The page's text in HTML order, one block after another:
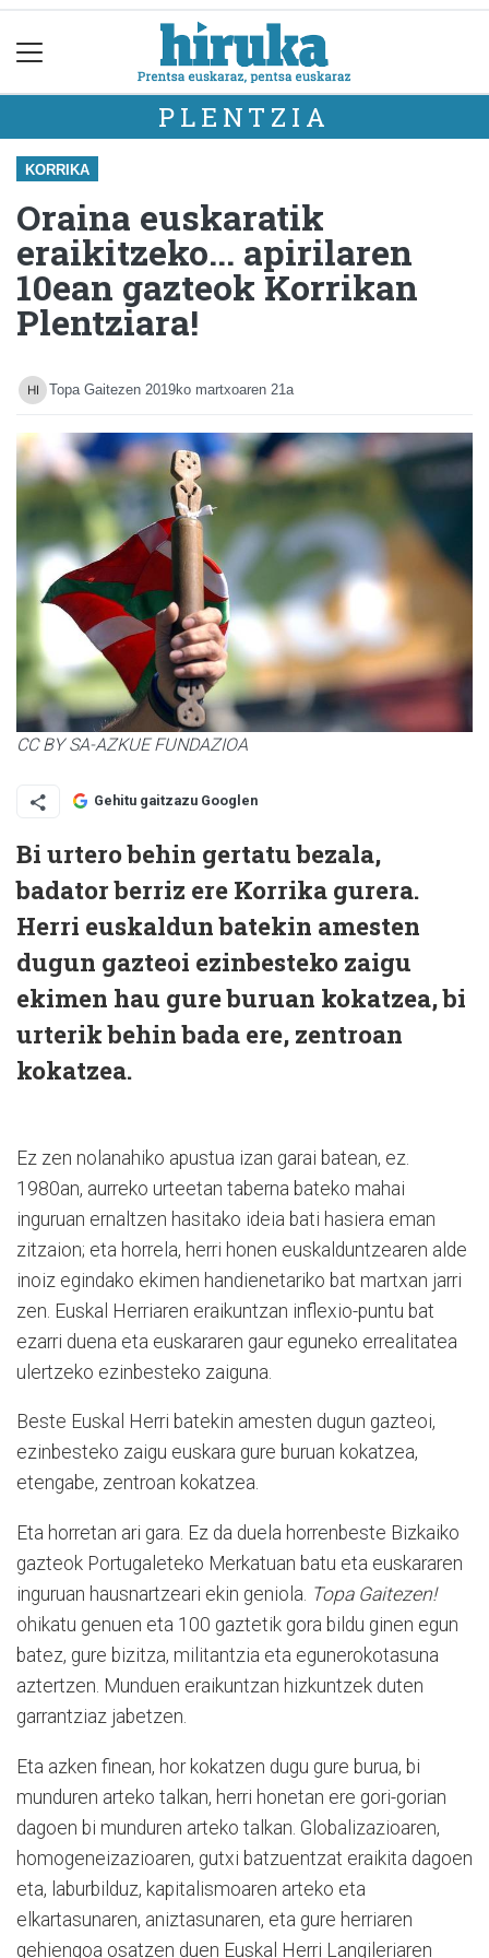
PLENTZIA
KORRIKA
Oraina euskaratik
eraikitzeko... apirilaren
10ean gazteok Korrikan
Plentziara!
Topa Gaitezen 2019ko martxoaren 21a
CC BY SA-AZKUE FUNDAZIOA
Gehitu gaitzazu Googlen
Bi urtero behin gertatu bezala,
badator berriz ere Korrika gurera.
Herri euskaldun batekin amesten
dugun gazteoi ezinbesteko zaigu
ekimen hau gure buruan kokatzea, bi
urterik behin bada ere, zentroan
kokatzea.
Ez zen nolanahiko apustua izan garai batean, ez.
1980an, aurreko urteetan taberna bateko mahai
inguruan ernaltzen hasitako ideia bati hasiera eman
zitzaion; eta horrela, herri honen euskalduntzearen alde
inoiz egindako ekimen handienetariko bat martxan jarri
zen. Euskal Herriaren eraikuntzan inflexio-puntu bat
ezarri duena eta euskararen gaur eguneko errealitatea
ulertzeko ezinbesteko zaiguna.
Beste Euskal Herri batekin amesten dugun gazteoi,
ezinbesteko zaigu euskara gure buruan kokatzea,
etengabe, zentroan kokatzea.
Eta horretan ari gara. Ez da duela horrenbeste Bizkaiko
gazteok Portugaleteko Merkatuan batu eta euskararen
inguruan hausnartzeari ekin geniola. Topa Gaitezen!
ohikatu genuen eta 100 gaztetik gora bildu ginen egun
batez, gure bizitza, militantzia eta egunerokotasuna
aztertzen. Munduen eraikuntzan hizkuntzek duten
garrantziaz jabetzen.
Eta azken finean, hor kokatzen dugu gure burua, bi
munduren arteko talkan, herri honetan ere gori-gorian
dagoen bi munduren arteko talkan. Globalizazioaren,
homogeneizazioaren, gutxi batzuentzat eraikita dagoen
eta, laburbilduz, kapitalismoaren arteko eta
elkartasunaren, aniztasunaren, eta gure herriaren
gehiengoa osatzen duen Euskal Herri Langileriaren